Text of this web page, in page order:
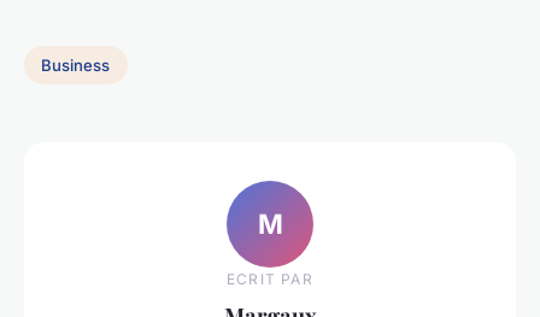
Business
M
ECRIT PAR